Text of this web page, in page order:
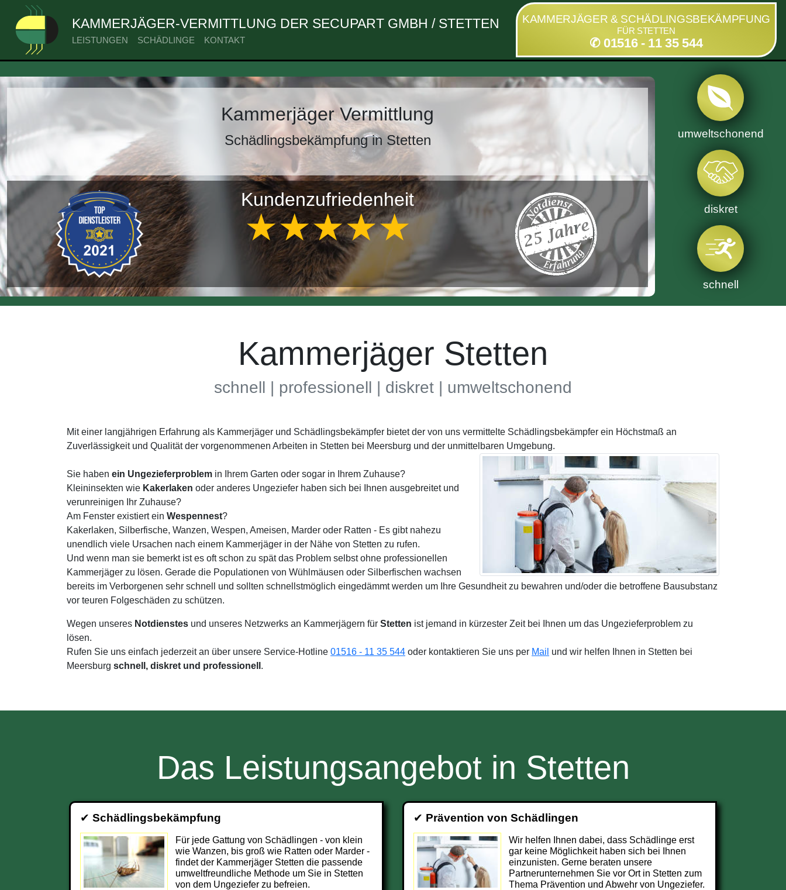
KAMMERJÄGER-VERMITTLUNG DER SECUPART GMBH / STETTEN
LEISTUNGEN SCHÄDLINGE KONTAKT
KAMMERJÄGER & SCHÄDLINGSBEKÄMPFUNG
FÜR STETTEN
✆ 01516 - 11 35 544
Kammerjäger Vermittlung
Schädlingsbekämpfung in Stetten
Kundenzufriedenheit
★★★★★
umweltschonend
diskret
schnell
Kammerjäger Stetten
schnell | professionell | diskret | umweltschonend
Mit einer langjährigen Erfahrung als Kammerjäger und Schädlingsbekämpfer bietet der von uns vermittelte Schädlingsbekämpfer ein Höchstmaß an
Zuverlässigkeit und Qualität der vorgenommenen Arbeiten in Stetten bei Meersburg und der unmittelbaren Umgebung.
Sie haben ein Ungezieferproblem in Ihrem Garten oder sogar in Ihrem Zuhause?
Kleininsekten wie Kakerlaken oder anderes Ungeziefer haben sich bei Ihnen ausgebreitet und
verunreinigen Ihr Zuhause?
Am Fenster existiert ein Wespennest?
Kakerlaken, Silberfische, Wanzen, Wespen, Ameisen, Marder oder Ratten - Es gibt nahezu
unendlich viele Ursachen nach einem Kammerjäger in der Nähe von Stetten zu rufen.
Und wenn man sie bemerkt ist es oft schon zu spät das Problem selbst ohne professionellen
Kammerjäger zu lösen. Gerade die Populationen von Wühlmäusen oder Silberfischen wachsen
bereits im Verborgenen sehr schnell und sollten schnellstmöglich eingedämmt werden um Ihre Gesundheit zu bewahren und/oder die betroffene Bausubstanz
vor teuren Folgeschäden zu schützen.
Wegen unseres Notdienstes und unseres Netzwerks an Kammerjägern für Stetten ist jemand in kürzester Zeit bei Ihnen um das Ungezieferproblem zu
lösen.
Rufen Sie uns einfach jederzeit an über unsere Service-Hotline 01516 - 11 35 544 oder kontaktieren Sie uns per Mail und wir helfen Ihnen in Stetten bei
Meersburg schnell, diskret und professionell .
Das Leistungsangebot in Stetten
✔ Schädlingsbekämpfung
Für jede Gattung von Schädlingen - von klein
wie Wanzen, bis groß wie Ratten oder Marder -
findet der Kammerjäger Stetten die passende
umweltfreundliche Methode um Sie in Stetten
von dem Ungeziefer zu befreien.
✔ Prävention von Schädlingen
Wir helfen Ihnen dabei, dass Schädlinge erst
gar keine Möglichkeit haben sich bei Ihnen
einzunisten. Gerne beraten unsere
Partnerunternehmen Sie vor Ort in Stetten zum
Thema Prävention und Abwehr von Ungeziefer.